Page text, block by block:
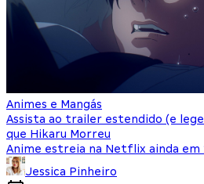
Animes e Mangás
Assista ao trailer estendido (e
que Hikaru Morreu
Anime estreia na Netflix ainda em
Jessica Pinheiro